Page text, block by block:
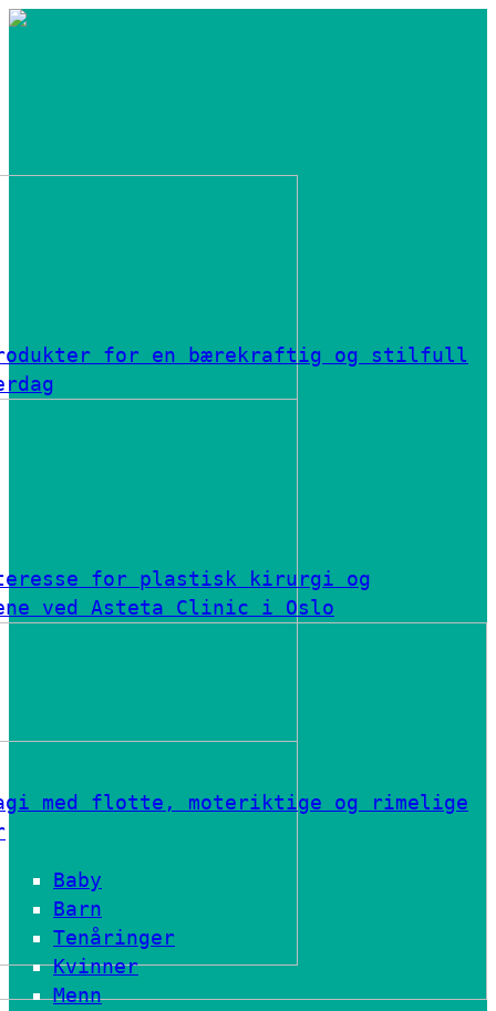
for en bærekraftig og stilfull
for plastisk kirurgi og
ved Asteta Clinic i Oslo
med flotte, moteriktige og rimelige
Baby
Barn
Tenåringer
Kvinner
Menn